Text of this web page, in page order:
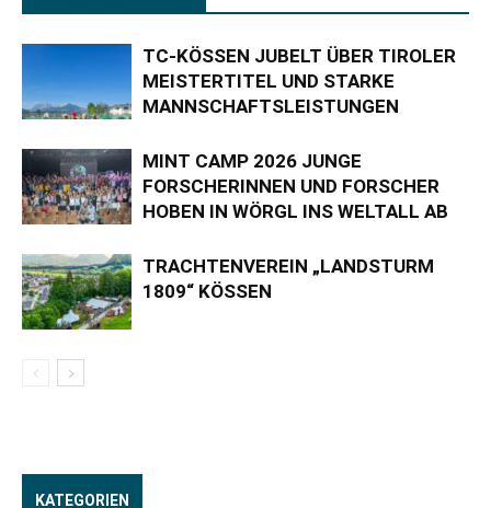
TC-KÖSSEN JUBELT ÜBER TIROLER
MEISTERTITEL UND STARKE
MANNSCHAFTSLEISTUNGEN
MINT CAMP 2026 JUNGE
FORSCHERINNEN UND FORSCHER
HOBEN IN WÖRGL INS WELTALL AB
TRACHTENVEREIN „LANDSTURM
1809“ KÖSSEN
KATEGORIEN